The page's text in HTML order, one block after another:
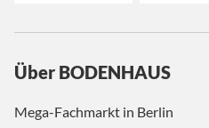
Über BODENHAUS
Mega-Fachmarkt in Berlin